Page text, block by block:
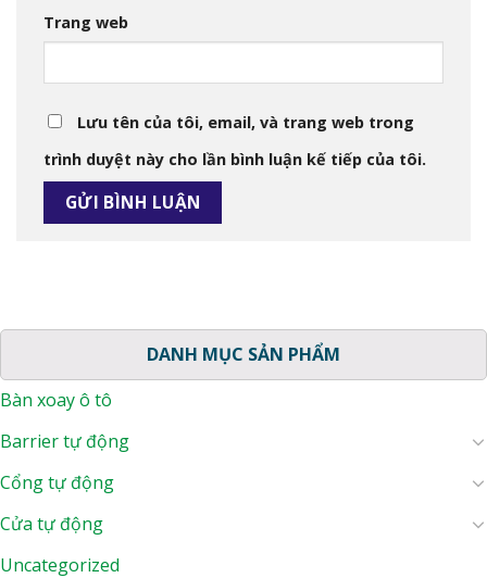
Trang web
Lưu tên của tôi, email, và trang web trong
trình duyệt này cho lần bình luận kế tiếp của tôi.
DANH MỤC SẢN PHẨM
Bàn xoay ô tô
Barrier tự động
Cổng tự động
Cửa tự động
Uncategorized